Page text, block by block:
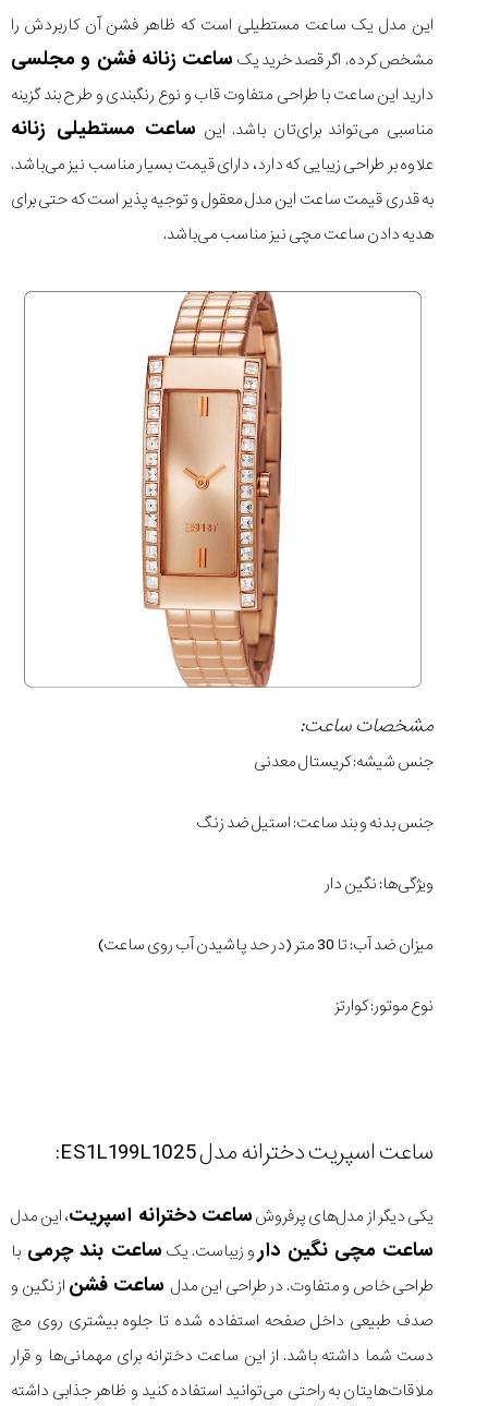
این مدل یک ساعت مستطیلی است که ظاهر فشن آن کاربردش را
مشخص کرده. اگر قصد خرید یک ساعت زنانه فشن و مجلسی
دارید این ساعت با طراحی متفاوت قاب و نوع رنگبندی و طرح بند گزینه
مناسبی می‌تواند برای‌تان باشد. این ساعت مستطیلی زنانه
علاوه بر طراحی زیبایی که دارد، دارای قیمت بسیار مناسب نیز می‌باشد.
به قدری قیمت ساعت این مدل معقول و توجیه پذیر است که حتی برای
هدیه دادن ساعت مچی نیز مناسب می‌باشد.
مشخصات ساعت:
جنس شیشه: کریستال معدنی
جنس بدنه و بند ساعت: استیل ضد زنگ
ویژگی‌ها: نگین دار
میزان ضد آب: تا 30 متر (در حد پاشیدن آب روی ساعت)
نوع موتور: کوارتز
ساعت اسپریت دخترانه مدل ES1L199L1025:
یکی دیگر از مدل‌های پرفروشساعت دخترانه اسپریت، این مدل
ساعت مچی نگین دار و زیباست. یک ساعت بند چرمی با
طراحی خاص و متفاوت. در طراحی این مدل ساعت فشن از نگین و
صدف طبیعی داخل صفحه استفاده شده تا جلوه بیشتری روی مچ
دست شما داشته باشد. از این ساعت دخترانه برای مهمانی‌ها و قرار
ملاقات‌هایتان به راحتی می‌توانید استفاده کنید و ظاهر جذابی داشته